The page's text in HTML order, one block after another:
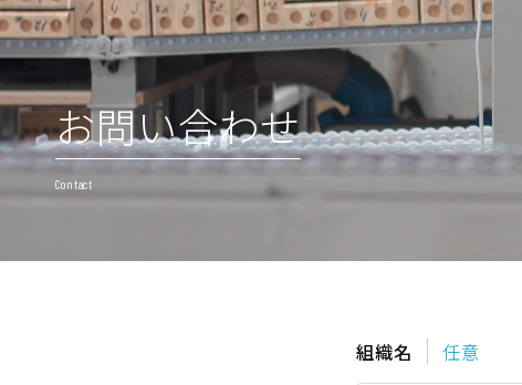
お問い合わせ
Contact
組織名 任意